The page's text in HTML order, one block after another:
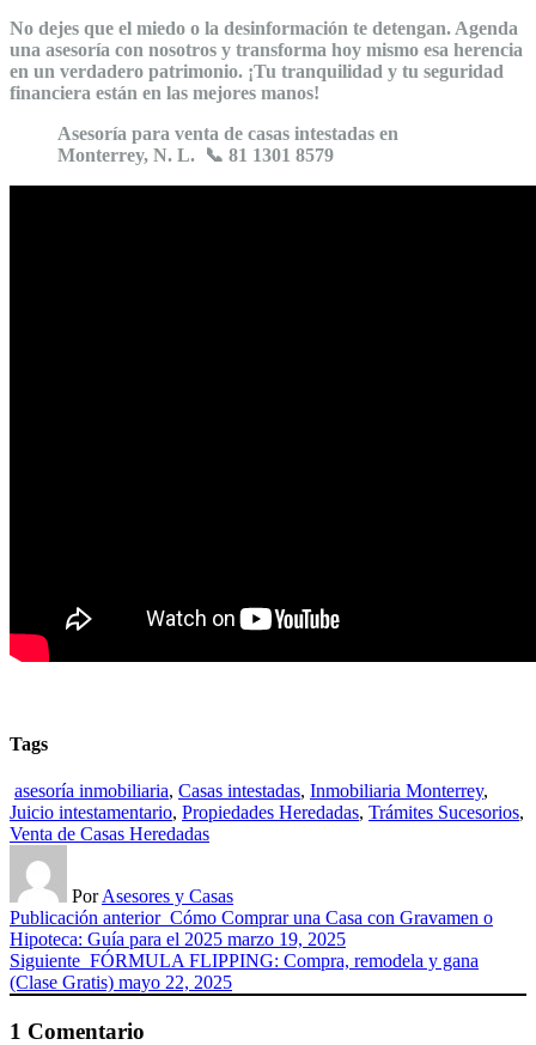
No dejes que el miedo o la desinformación te detengan. Agenda
una asesoría con nosotros y transforma hoy mismo esa herencia
en un verdadero patrimonio. ¡Tu tranquilidad y tu seguridad
financiera están en las mejores manos!
Asesoría para venta de casas intestadas en
Monterrey, N. L. 📞 81 1301 8579
Tags
asesoría inmobiliaria, Casas intestadas, Inmobiliaria Monterrey,
Juicio intestamentario, Propiedades Heredadas, Trámites Sucesorios,
Venta de Casas Heredadas
Por Asesores y Casas
Publicación anterior Cómo Comprar una Casa con Gravamen o
Hipoteca: Guía para el 2025 marzo 19, 2025
Siguiente FÓRMULA FLIPPING: Compra, remodela y gana
(Clase Gratis) mayo 22, 2025
1 Comentario